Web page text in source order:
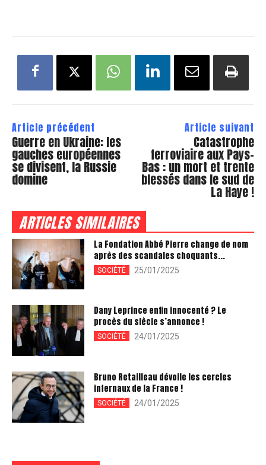
Article précédent
Guerre en Ukraine: les
gauches européennes
se divisent, la Russie
domine
Article suivant
Catastrophe
ferroviaire aux Pays-
Bas : un mort et trente
blessés dans le sud de
La Haye !
ARTICLES SIMILAIRES
La Fondation Abbé Pierre change de nom
après des scandales choquants...
SOCIÉTÉ 25/01/2025
Dany Leprince enfin innocenté ? Le
procès du siècle s’annonce !
SOCIÉTÉ 24/01/2025
Bruno Retailleau dévoile les cercles
infernaux de la France !
SOCIÉTÉ 24/01/2025